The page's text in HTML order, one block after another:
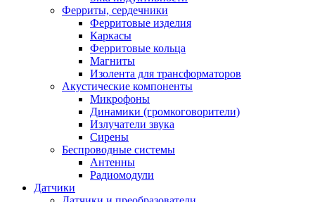
Ферриты, сердечники
Ферритовые изделия
Каркасы
Ферритовые кольца
Магниты
Изолента для трансформаторов
Акустические компоненты
Микрофоны
Динамики (громкоговорители)
Излучатели звука
Сирены
Беспроводные системы
Антенны
Радиомодули
Датчики